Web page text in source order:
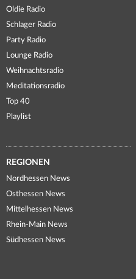
Oldie Radio
Schlager Radio
Party Radio
Lounge Radio
Weihnachtsradio
Meditationsradio
Top 40
Playlist
REGIONEN
Nordhessen News
Osthessen News
Mittelhessen News
Rhein-Main News
Südhessen News